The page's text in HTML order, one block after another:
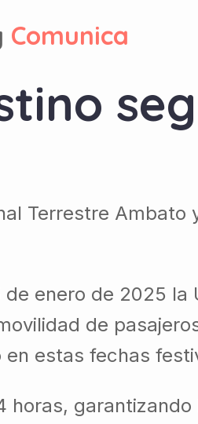
Comunica
Terrestre
enero de 2025
de
estas fechas
horas,